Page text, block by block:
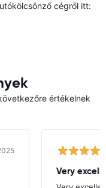
cégről itt:
értékelnek
Very